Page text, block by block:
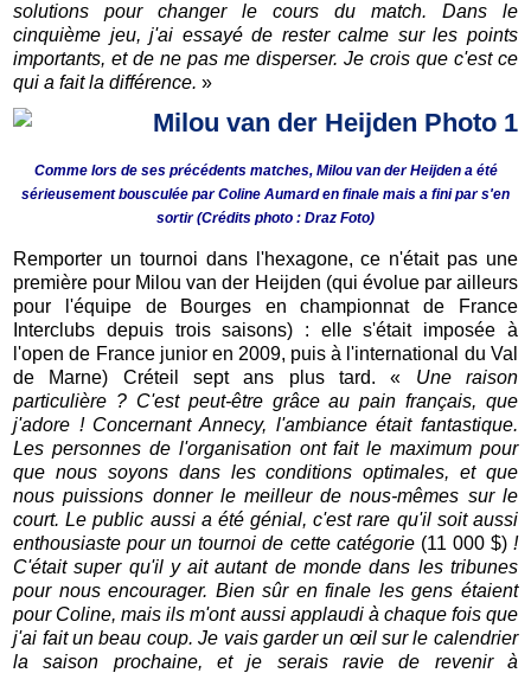
solutions pour changer le cours du match. Dans le
cinquième jeu, j'ai essayé de rester calme sur les points
importants, et de ne pas me disperser. Je crois que c'est ce
qui a fait la différence.»
Comme lors de ses précédents matches, Milou van der Heijden a été
sérieusement bousculée par Coline Aumard en finale mais a fini par s'en
sortir (Crédits photo : Draz Foto)
Remporter un tournoi dans l'hexagone, ce n'était pas une
première pour Milou van der Heijden (qui évolue par ailleurs
pour l'équipe de Bourges en championnat de France
Interclubs depuis trois saisons) : elle s'était imposée à
l'open de France junior en 2009, puis à l'international du Val
de Marne) Créteil sept ans plus tard. « Une raison
particulière ? C'est peut-être grâce au pain français, que
j'adore ! Concernant Annecy, l'ambiance était fantastique.
Les personnes de l'organisation ont fait le maximum pour
que nous soyons dans les conditions optimales, et que
nous puissions donner le meilleur de nous-mêmes sur le
court. Le public aussi a été génial, c'est rare qu'il soit aussi
enthousiaste pour un tournoi de cette catégorie(11 000 $)!
C'était super qu'il y ait autant de monde dans les tribunes
pour nous encourager. Bien sûr en finale les gens étaient
pour Coline, mais ils m'ont aussi applaudi à chaque fois que
j'ai fait un beau coup. Je vais garder un œil sur le calendrier
la saison prochaine, et je serais ravie de revenir à